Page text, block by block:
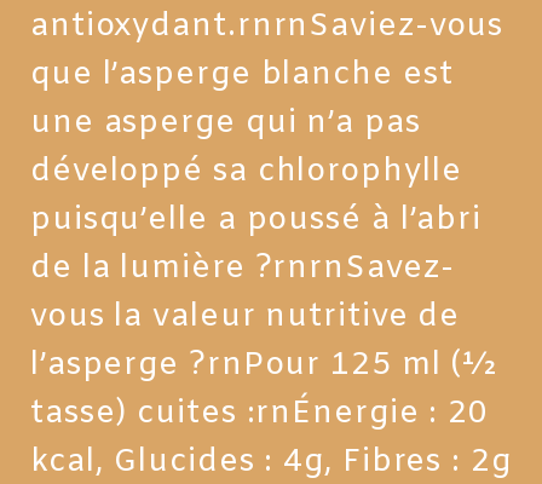
antioxydant.rnrnSaviez-vous
que l’asperge blanche est
une asperge qui n’a pas
développé sa chlorophylle
puisqu’elle a poussé à l’abri
de la lumière ?rnrnSavez-
vous la valeur nutritive de
l’asperge ?rnPour 125 ml (½
tasse) cuites :rnÉnergie : 20
kcal, Glucides : 4g, Fibres : 2g